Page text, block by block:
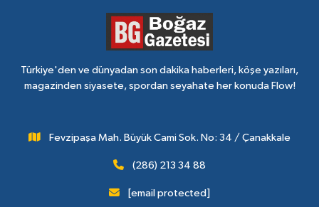
Türkiye'den ve dünyadan son dakika haberleri, köşe yazıları,
magazinden siyasete, spordan seyahate her konuda Flow!
Fevzipaşa Mah. Büyük Cami Sok. No: 34 / Çanakkale
(286) 213 34 88
[email protected]